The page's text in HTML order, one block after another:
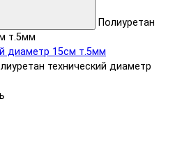
Полиуретан
т.5мм
технический диаметр